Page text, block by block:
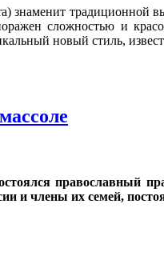
знаменит традиционной
сложностью и
новый стиль,
православный
и члены их семей,